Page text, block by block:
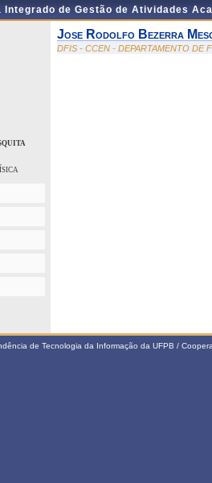
Integrado de Gestão de Atividades
Jose Rodolfo Bezerra
DFIS - CCEN - DEPARTAMENTO DE
de Tecnologia da Informação da UFPB /